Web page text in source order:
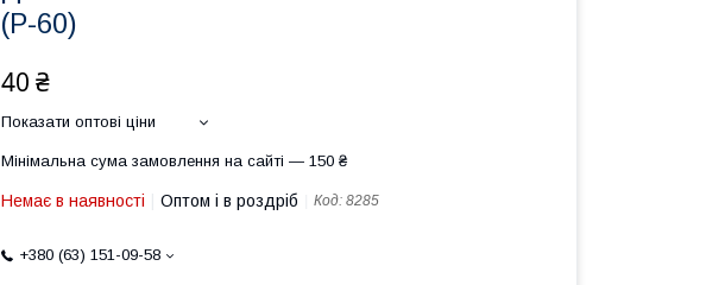
(P-60)
40 ₴
Показати оптові ціни
Мінімальна сума замовлення на сайті — 150 ₴
Немає в наявності Оптом і в роздріб Код: 8285
+380 (63) 151-09-58